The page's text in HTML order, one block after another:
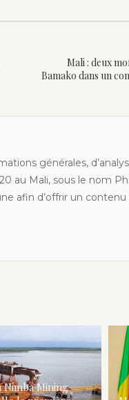
Mali : deux
Bamako dans un
générales,
au Mali, sous le nom
afin d’offrir un
Nimba Mining